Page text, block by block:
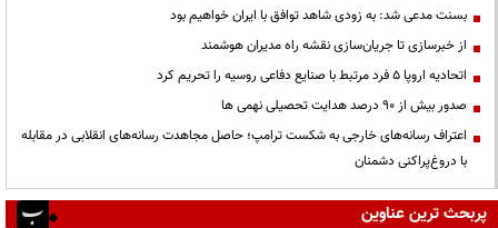
بسنت مدعی شد: به زودی شاهد توافق با ایران خواهیم بود
از خبرسازی تا جریان‌سازی نقشه راه مدیران هوشمند
اتحادیه اروپا ۵ فرد مرتبط با صنایع دفاعی روسیه را تحریم کرد
صدور بیش از ۹۰ درصد هدایت تحصیلی نهمی ها
اعتراف رسانه‌های خارجی به شکست ترامپ؛ حاصل مجاهدت رسانه‌های انقلابی در مقابله
با دروغ‌پراکنی دشمنان
پربحث ترین عناوین